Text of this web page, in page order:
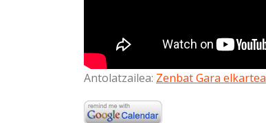
Antolatzailea: Zenbat Gara elkartea